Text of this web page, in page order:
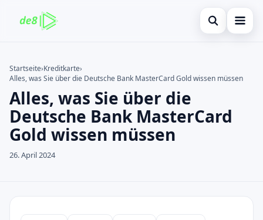
Suche öffnen
Finanzen
Kreditkarte
Investitionen
immobilienmarktes
Auf der Website suchen
Suchen nach:
Enter drücken zum Suchen oder ESC zum Schließen.
Startseite›Kreditkarte›
Alles, was Sie über die Deutsche Bank MasterCard Gold wissen müssen
Alles, was Sie über die
Deutsche Bank MasterCard
Gold wissen müssen
26. April 2024